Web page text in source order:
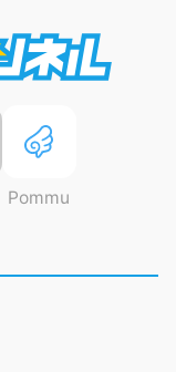
Pommu